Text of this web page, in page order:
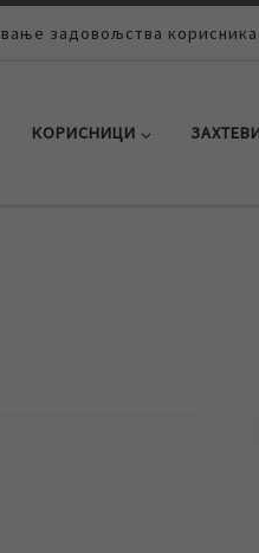
задовољства корисника
КОРИСНИЦИ